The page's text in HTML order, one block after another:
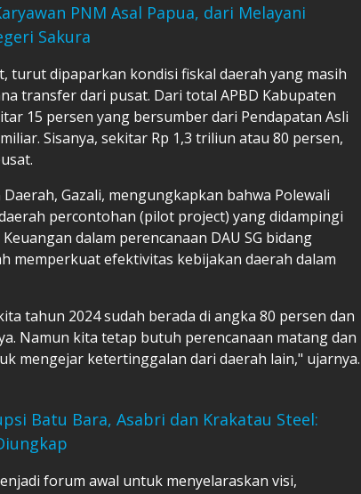
PNM Asal Papua, dari Melayani
Sakura
turut dipaparkan kondisi fiskal daerah yang masih
transfer dari pusat. Dari total APBD Kabupaten
15 persen yang bersumber dari Pendapatan Asli
Sisanya, sekitar Rp 1,3 triliun atau 80 persen,
Gazali, mengungkapkan bahwa Polewali
percontohan (pilot project) yang didampingi
dalam perencanaan DAU SG bidang
memperkuat efektivitas kebijakan daerah dalam
tahun 2024 sudah berada di angka 80 persen dan
Namun kita tetap butuh perencanaan matang dan
mengejar ketertinggalan dari daerah lain," ujarnya.
Batu Bara, Asabri dan Krakatau Steel:
forum awal untuk menyelaraskan visi,